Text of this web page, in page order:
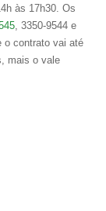
às 17h30. Os
, 3350-9544 e
o contrato vai até
mais o vale